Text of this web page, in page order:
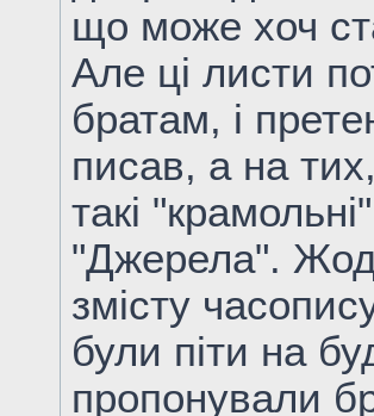
що може хоч
Але ці листи
братам, і
писав, а на
такі
"Джерела".
змісту
були піти на
пропонували